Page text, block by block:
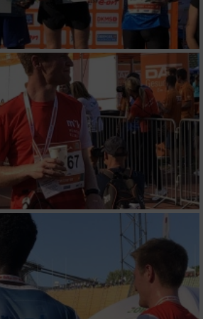
Daten zur Auswahl
für personalisierte
zur Auswahl
zur Personalisierung
zur Auswahl
von Inhalten
durch Statistiken